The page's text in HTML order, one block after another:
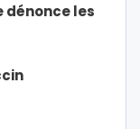
dénonce les